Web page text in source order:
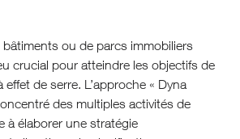
ou de parcs immobiliers
crucial pour atteindre les objectifs de
de serre. L’approche « Dyna
des multiples activités de
à élaborer une stratégie